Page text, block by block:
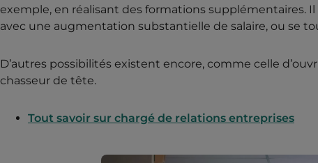
exemple, en réalisant des formations
avec une augmentation substantielle de salaire, ou se
D’autres possibilités existent encore, comme celle
chasseur de tête.
Tout savoir sur chargé de relations entreprises